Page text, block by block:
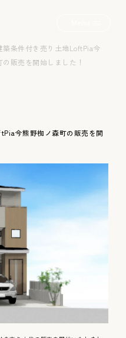
いえ
え
築条件付き売り土地LoftPia今
販売を開始しました！
今熊野椥ノ森町の販売を開